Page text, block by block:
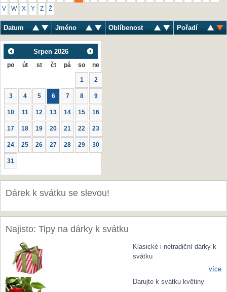
V W X Y Z Ž
Datum Jméno Oblíbenost Pořadí
Srpen 2026
po út st čt pá so ne
1 2
3 4 5 6 7 8 9
10 11 12 13 14 15 16
17 18 19 20 21 22 23
24 25 26 27 28 29 30
31
Dárek k svátku se slevou!
Najisto: Tipy na dárky k svátku
Klasické i netradiční dárky k
svátku
více
Darujte k svátku květiny